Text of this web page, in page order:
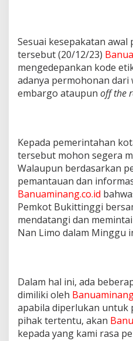
Sesuai kesepakatan awal
tersebut (20/12/23)
mengedepankan kode
adanya permohonan
embargo ataupun off the
Kepada pemerintahan
tersebut mohon segera
Walaupun berdasarkan
pemantauan dan
Banuaminang.co.id
Pemkot Bukittinggi
mendatangi dan
Nan Limo dalam Minggu
Dalam hal ini, ada
dimiliki oleh
apabila diperlukan untuk
pihak tertentu, akan
kepada yang kami rasa